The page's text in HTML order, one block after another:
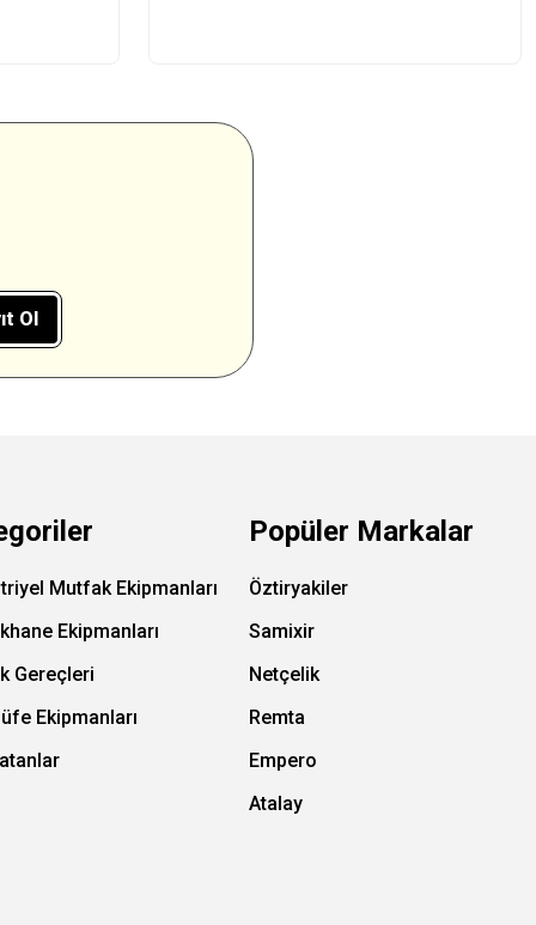
Ol
Mutfak Ekipmanları
Ekipmanları
Gereçleri
Ekipmanları
Popüler Markalar
Öztiryakiler
Samixir
Netçelik
Remta
Empero
Atalay